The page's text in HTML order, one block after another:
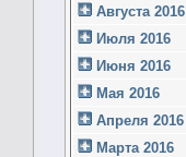
Августа 2016
Июля 2016
Июня 2016
Мая 2016
Апреля 2016
Марта 2016